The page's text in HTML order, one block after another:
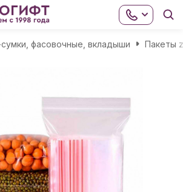
фасовочные, вкладыши Пакеты